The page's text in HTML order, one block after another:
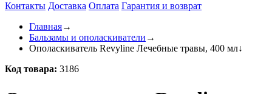
Контакты Доставка Оплата Гарантия и возврат
Главная→
Бальзамы и ополаскиватели →
Ополаскиватель Revyline Лечебные травы, 400 мл↓
Код товара: 3186